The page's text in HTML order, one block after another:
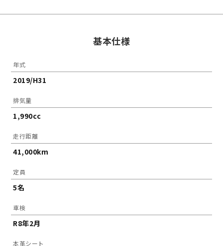
基本仕様
年式
2019/H31
排気量
1,990cc
走行距離
41,000km
定員
5名
車検
R8年2月
本革シート